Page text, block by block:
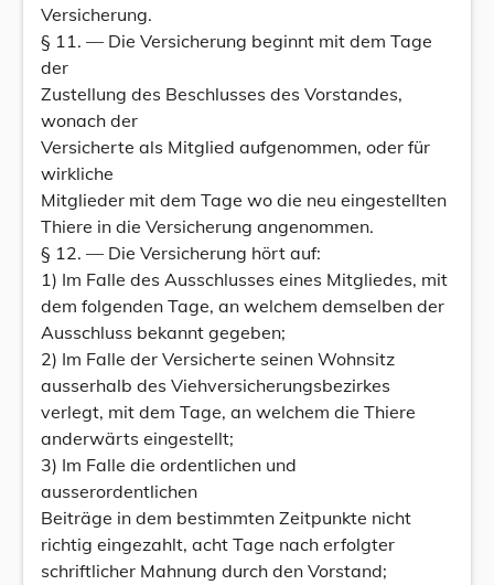
Versicherung.
§ 11. — Die Versicherung beginnt mit dem Tage
der
Zustellung des Beschlusses des Vorstandes,
wonach der
Versicherte als Mitglied aufgenommen, oder für
wirkliche
Mitglieder mit dem Tage wo die neu eingestellten
Thiere in die Versicherung angenommen.
§ 12. — Die Versicherung hört auf:
1) Im Falle des Ausschlusses eines Mitgliedes, mit
dem folgenden Tage, an welchem demselben der
Ausschluss bekannt gegeben;
2) Im Falle der Versicherte seinen Wohnsitz
ausserhalb des Viehversicherungsbezirkes
verlegt, mit dem Tage, an welchem die Thiere
anderwärts eingestellt;
3) Im Falle die ordentlichen und
ausserordentlichen
Beiträge in dem bestimmten Zeitpunkte nicht
richtig eingezahlt, acht Tage nach erfolgter
schriftlicher Mahnung durch den Vorstand;